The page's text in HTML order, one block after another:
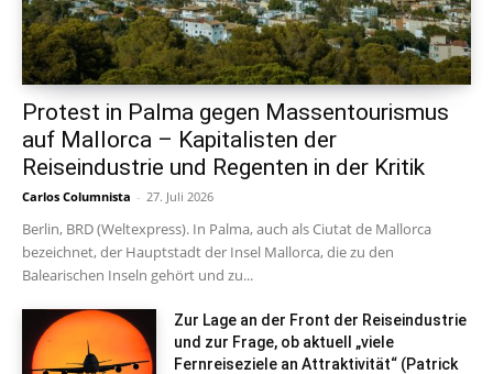
Protest in Palma gegen Massentourismus
auf Mallorca – Kapitalisten der
Reiseindustrie und Regenten in der Kritik
Carlos Columnista - 27. Juli 2026
Berlin, BRD (Weltexpress). In Palma, auch als Ciutat de Mallorca
bezeichnet, der Hauptstadt der Insel Mallorca, die zu den
Balearischen Inseln gehört und zu...
Zur Lage an der Front der Reiseindustrie
und zur Frage, ob aktuell „viele
Fernreiseziele an Attraktivität“ (Patrick